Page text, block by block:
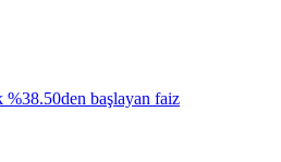
%38.50den başlayan faiz